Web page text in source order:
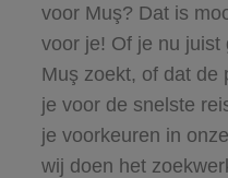
voor Muş? Dat is
voor je! Of je nu
Muş zoekt, of dat de
je voor de snelste
je voorkeuren in
wij doen het